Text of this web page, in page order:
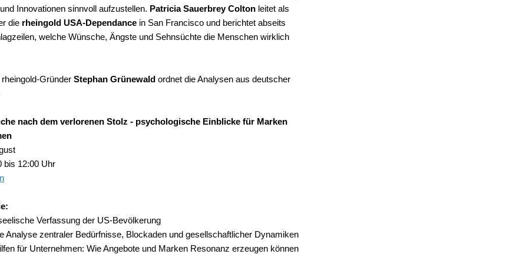
Innovationen sinnvoll aufzustellen. Patricia Sauerbrey Colton leitet als
die rheingold USA-Dependance in San Francisco und berichtet abseits
welche Wünsche, Ängste und Sehnsüchte die Menschen wirklich
Gründer Stephan Grünewald ordnet die Analysen aus deutscher
nach dem verlorenen Stolz - psychologische Einblicke für Marken
bis 12:00 Uhr
Verfassung der US-Bevölkerung
Analyse zentraler Bedürfnisse, Blockaden und gesellschaftlicher Dynamiken
für Unternehmen: Wie Angebote und Marken Resonanz erzeugen können